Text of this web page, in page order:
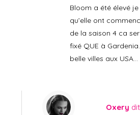
Bloom a été élevé
qu’elle ont
de la saison 4 ca
fixé QUE à
belle villes aux USA…
Oxery